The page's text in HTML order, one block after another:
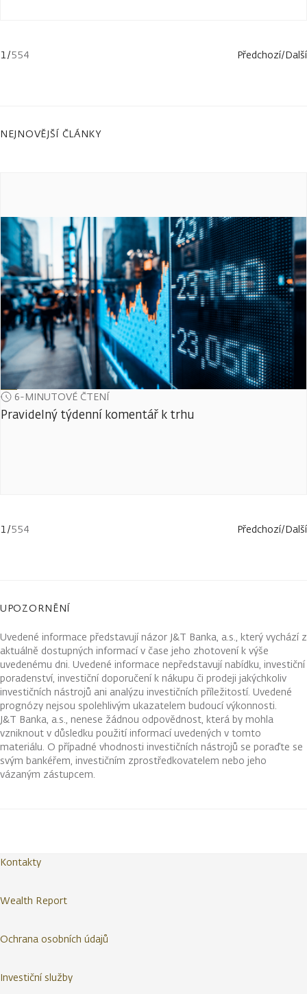
1/554 Předchozí/Další
NEJNOVĚJŠÍ ČLÁNKY
6-MINUTOVÉ ČTENÍ
Pravidelný týdenní komentář k trhu
1/554 Předchozí/Další
UPOZORNĚNÍ
Uvedené informace představují názor J&T Banka, a.s., který vychází z
aktuálně dostupných informací v čase jeho zhotovení k výše
uvedenému dni. Uvedené informace nepředstavují nabídku, investiční
poradenství, investiční doporučení k nákupu či prodeji jakýchkoliv
investičních nástrojů ani analýzu investičních příležitostí. Uvedené
prognózy nejsou spolehlivým ukazatelem budoucí výkonnosti.
J&T Banka, a.s., nenese žádnou odpovědnost, která by mohla
vzniknout v důsledku použití informací uvedených v tomto
materiálu. O případné vhodnosti investičních nástrojů se poraďte se
svým bankéřem, investičním zprostředkovatelem nebo jeho
vázaným zástupcem.
Kontakty
Wealth Report
Ochrana osobních údajů
Investiční služby